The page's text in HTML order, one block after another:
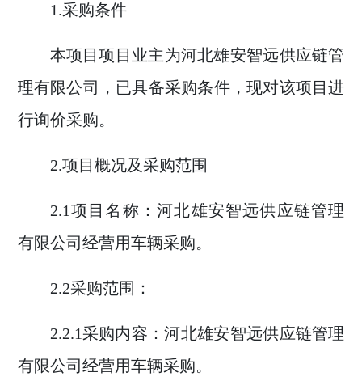
1.采购条件
本项目项目业主为河北雄安智远供应链管
理有限公司， 已具备采购条件，现对该项目进
行询价采购。
2.项目概况及采购范围
2.1项目名称：河北雄安智远供应链管理
有限公司 经营用车辆采购。
2.2采购范围 ：
2.2.1采购内容：河北雄安智远供应链管理
有限公司 经营用车辆采购。